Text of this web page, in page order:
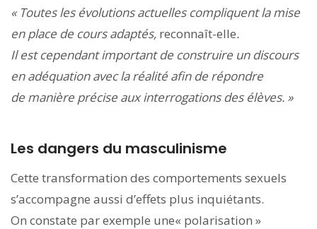
« Toutes les évolutions actuelles compliquentla mise
en place de cours adaptés, reconnaît-elle.
Il est cependant important de construire un discours
en adéquation avec la réalité afin de répondre
de manière précise aux interrogations des élèves. »
Les dangers du masculinisme
Cette transformation des comportements sexuels
s’accompagne aussi d’effets plus inquiétants.
On constate par exemple une« polarisation »